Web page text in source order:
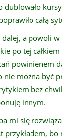
dublowało
całą
dalej, a powoli
po tej całkiem
powinienem
nie można być
bez
innym.
mi się
przykładem, bo